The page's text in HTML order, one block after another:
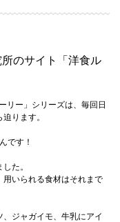
のサイト「洋食ル
リー」シリーズは、毎回日
ります。
です！
た。
いられる食材はそれまで
ジャガイモ、牛乳にアイ